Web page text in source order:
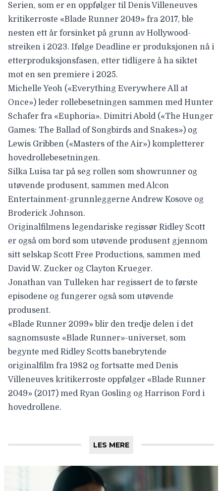
Serien, som er en oppfølger til Denis Villeneuves
kritikerroste «Blade Runner 2049» fra 2017, ble
nesten ett år forsinket på grunn av Hollywood-
streiken i 2023. Ifølge Deadline er produksjonen nå i
etterproduksjonsfasen, etter tidligere å ha siktet
mot en sen premiere i 2025.
Michelle Yeoh («Everything Everywhere All at
Once») leder rollebesetningen sammen med Hunter
Schafer fra «Euphoria». Dimitri Abold («The Hunger
Games: The Ballad of Songbirds and Snakes») og
Lewis Gribben («Masters of the Air») kompletterer
hovedrollebesetningen.
Silka Luisa tar på seg rollen som showrunner og
utøvende produsent, sammen med Alcon
Entertainment-grunnleggerne Andrew Kosove og
Broderick Johnson.
Originalfilmens legendariske regissør Ridley Scott
er også om bord som utøvende produsent gjennom
sitt selskap Scott Free Productions, sammen med
David W. Zucker og Clayton Krueger.
Jonathan van Tulleken har regissert de to første
episodene og fungerer også som utøvende
produsent.
«Blade Runner 2099» blir den tredje delen i det
sagnomsuste «Blade Runner»-universet, som
begynte med Ridley Scotts banebrytende
originalfilm fra 1982 og fortsatte med Denis
Villeneuves kritikerroste oppfølger «Blade Runner
2049» (2017) med Ryan Gosling og Harrison Ford i
hovedrollene.
LES MERE